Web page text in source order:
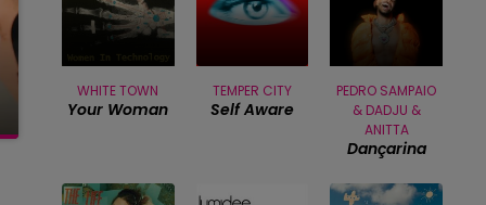
WHITE TOWN
Your Woman
TEMPER CITY
Self Aware
PEDRO SAMPAIO
& DADJU &
ANITTA
Dançarina